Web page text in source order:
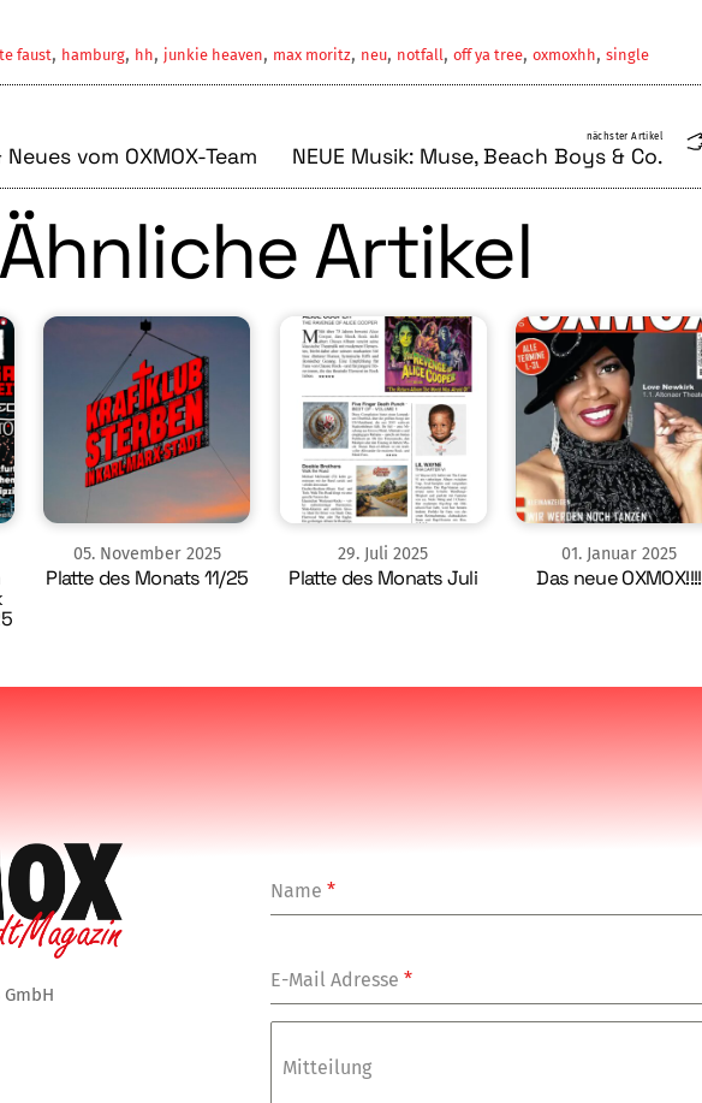
faust, hamburg, hh, junkie heaven, max moritz, neu, notfall,off ya tree,oxmoxhh,single
vom OXMOX-Team
nächster Artikel
NEUE Musik: Muse, Beach Boys & Co.
Ähnliche Artikel
05. November 2025
Platte des Monats 11/25
29. Juli 2025
Platte des Monats Juli
01. Januar 2025
Das neue OXMOX!!!!
GmbH
Name*
E-Mail Adresse*
Mitteilung